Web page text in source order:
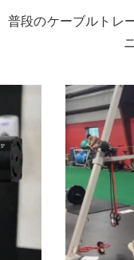
普段のケーブルト